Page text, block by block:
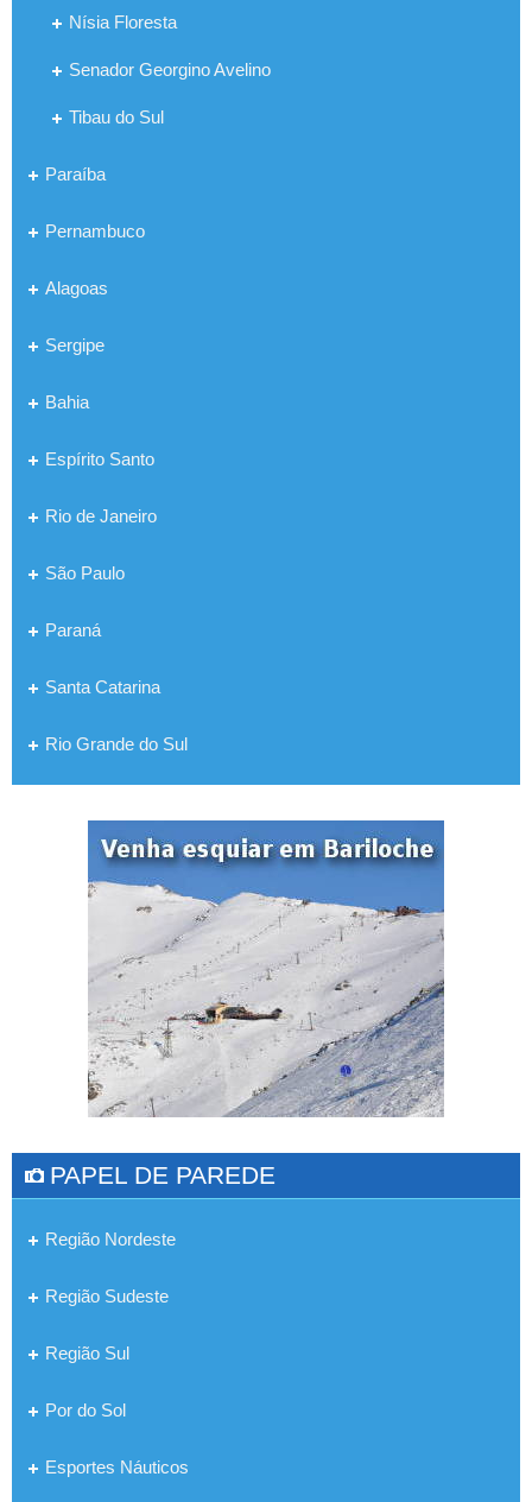
Nísia Floresta
Senador Georgino Avelino
Tibau do Sul
Paraíba
Pernambuco
Alagoas
Sergipe
Bahia
Espírito Santo
Rio de Janeiro
São Paulo
Paraná
Santa Catarina
Rio Grande do Sul
PAPEL DE PAREDE
Região Nordeste
Região Sudeste
Região Sul
Por do Sol
Esportes Náuticos